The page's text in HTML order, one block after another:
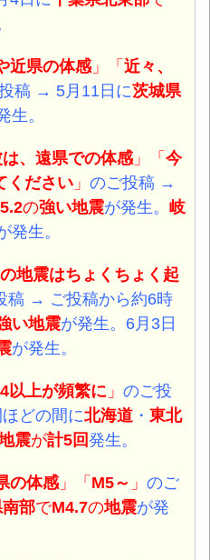
近県の体感 」「 近々、
稿 → 5月11日に茨城県
生。
、遠県での体感 」「 今
ください 」 のご投稿 →
の強い地震が発生。 岐
発生。
地震はちょくちょく起
稿 → ご投稿から約6時
い地震が発生。6月3日
が発生。
以上が頻繁に 」 のご投
どの間に北海道 ・ 東北
震が計5回発生。
の体感 」 「 M5～ 」 のご
部でM4.7の地震が発